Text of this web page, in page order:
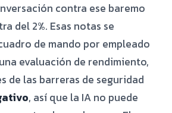
contra ese baremo
del 2%. Esas notas se
de mando por empleado
evaluación de rendimiento,
de las barreras de seguridad
, así que la IA no puede